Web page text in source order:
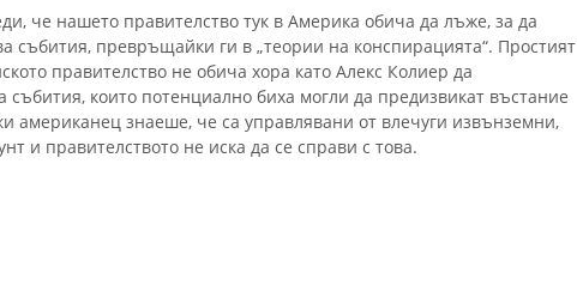
че нашето правителство тук в Америка обича да лъже, за да
събития, превръщайки ги в „теории на конспирацията“. Простият
правителство не обича хора като Алекс Колиер да
събития, които потенциално биха могли да предизвикат въстание
американец знаеше, че са управлявани от влечуги извънземни,
и правителството не иска да се справи с това.